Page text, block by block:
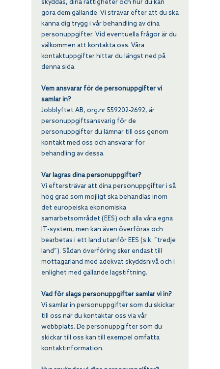
skyddas, dina rättigheter och hur du kan
göra dem gällande. Vi strävar efter att du ska
känna dig trygg i vår behandling av dina
personuppgifter. Vid eventuella frågor är du
välkommen att kontakta oss. Våra
kontaktuppgifter hittar du längst ned på
denna sida.
Vem ansvarar för de personuppgifter vi
samlar in?
Jobblyftet AB, org.nr 559202-2692, är
personuppgiftsansvarig för de
personuppgifter du lämnar till oss genom
kontakt med oss och ansvarar för
behandling av dessa.
Var lagras dina personuppgifter?
Vi eftersträvar att dina personuppgifter i så
hög grad som möjligt ska behandlas inom
det europeiska ekonomiska
samarbetsområdet (EES) och alla våra egna
IT-system, men kan även överföras och
bearbetas i ett land utanför EES (s.k. ”tredje
land”). Sådan överföring sker endast till
mottagarland med adekvat skyddsnivå och i
enlighet med gällande lagstiftning.
Vad för slags personuppgifter samlar vi in?
Vi samlar in personuppgifter som du skickar
till oss när du kontaktar oss via vår
webbplats. De personuppgifter som du
skickar till oss kan till exempel omfatta
kontaktinformation.